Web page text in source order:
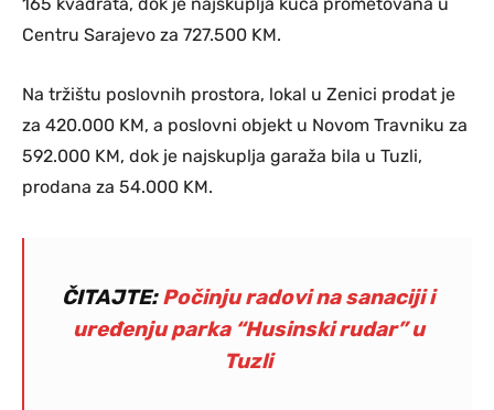
Centru Sarajevo za 727.500 KM.
Na tržištu poslovnih prostora, lokal u Zenici prodat je
za 420.000 KM, a poslovni objekt u Novom Travniku za
592.000 KM, dok je najskuplja garaža bila u Tuzli,
prodana za 54.000 KM.
ČITAJTE:Počinju radovi na sanaciji i
uređenju parka “Husinski rudar” u
Tuzli